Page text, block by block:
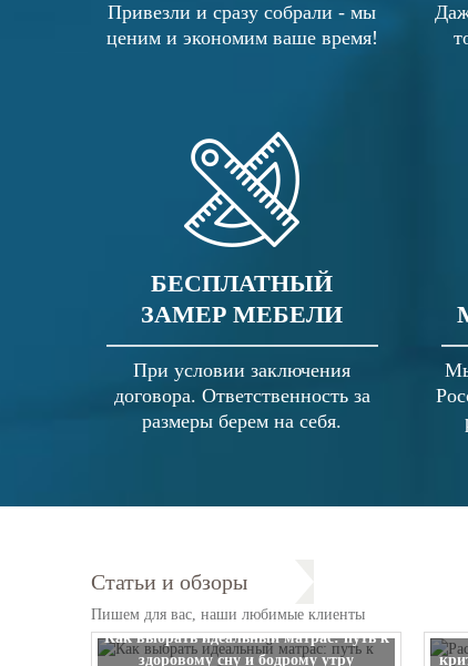
Привезли и сразу собрали - мы
ценим и экономим ваше время!
БЕСПЛАТНЫЙ
ЗАМЕР МЕБЕЛИ
При условии заключения
договора. Ответственность за
размеры берем на себя.
Статьи и обзоры
Пишем для вас, наши любимые клиенты
Как выбрать идеальный матрас: путь к
здоровому сну и бодрому утру